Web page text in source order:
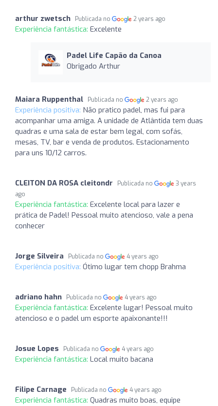
arthur zwetsch Publicada no 2 years ago
Experiência fantástica: Excelente
Padel Life Capão da Canoa
Obrigado Arthur
Maiara Ruppenthal Publicada no 2 years ago
Experiência positiva: Não pratico padel, mas fui para
acompanhar uma amiga. A unidade de Atlântida tem duas
quadras e uma sala de estar bem legal, com sofás,
mesas, TV, bar e venda de produtos. Estacionamento
para uns 10/12 carros.
CLEITON DA ROSA cleitondr Publicada no
3 years
ago
Experiência fantástica: Excelente local para lazer e
prática de Padel! Pessoal muito atencioso, vale a pena
conhecer
Jorge Silveira Publicada no 4 years ago
Experiência positiva: Ótimo lugar tem chopp Brahma
adriano hahn Publicada no 4 years ago
Experiência fantástica: Excelente lugar! Pessoal muito
atencioso e o padel um esporte apaixonante!!!
Josue Lopes Publicada no 4 years ago
Experiência fantástica: Local muito bacana
Filipe Carnage Publicada no 4 years ago
Experiência fantástica: Quadras muito boas, equipe